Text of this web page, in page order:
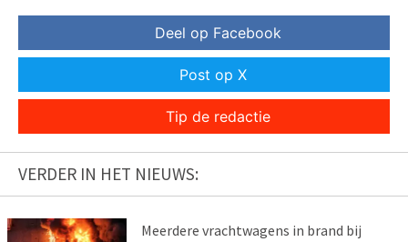
Deel op Facebook
Post op X
Tip de redactie
VERDER IN HET NIEUWS:
Meerdere vrachtwagens in brand bij